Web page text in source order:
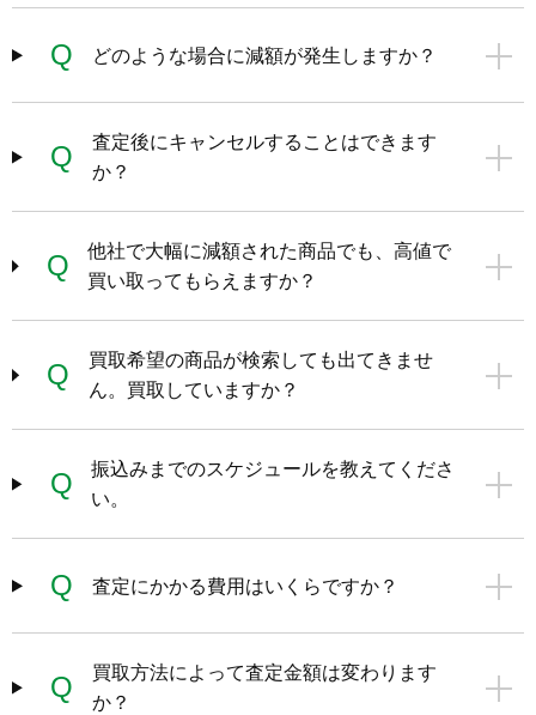
Q どのような場合に減額が発生しますか？
Q
査定後にキャンセルすることはできます
か？
Q
他社で大幅に減額された商品でも、高値で
買い取ってもらえますか？
Q
買取希望の商品が検索しても出てきませ
ん。買取していますか？
Q
振込みまでのスケジュールを教えてくださ
い。
Q 査定にかかる費用はいくらですか？
Q
買取方法によって査定金額は変わります
か？